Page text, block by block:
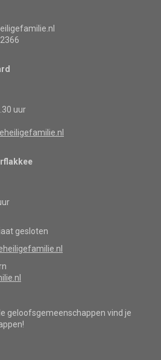
uur
gesloten
geloofsgemeenschappen vind je